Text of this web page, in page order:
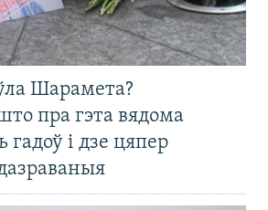
Шарамета?
пра гэта вядома
гадоў і дзе цяпер